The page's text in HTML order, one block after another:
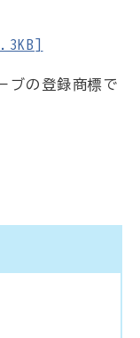
ブの登録商標で